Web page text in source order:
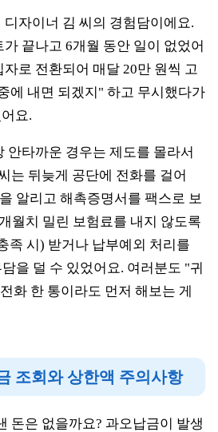
자이너 김 씨의 경험담이에요.
끝나고 6개월 동안 일이 없었어
로 전환되어 매달 20만 원씩 고
에 내면 되겠지" 하고 무시했다가
요.
안타까운 경우는 제도를 몰라서
는 뒤늦게 공단에 전화를 걸어
알리고 해촉증명서를 팩스로 보
월치 밀린 보험료를 내지 않도록
족 시) 받거나 납부예외 처리를
을 덜 수 있었어요. 여러분도 "귀
화 한 통이라도 먼저 해보는 게
조회와 상한액 주의사항
돈은 없을까요? 과오납금이 발생